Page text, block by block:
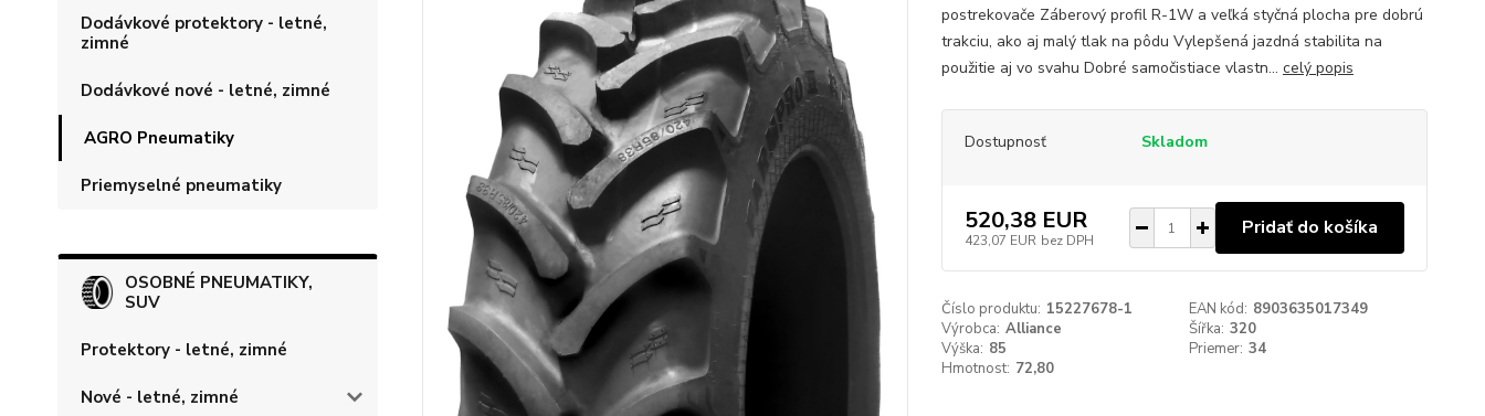
Dodávkové protektory - letné,
zimné
Dodávkové nové - letné, zimné
AGRO Pneumatiky
Priemyselné pneumatiky
OSOBNÉ PNEUMATIKY,
SUV
Protektory - letné, zimné
Nové - letné, zimné
postrekovače Záberový profil R-1W a veľká styčná plocha pre dobrú
trakciu, ako aj malý tlak na pôdu Vylepšená jazdná stabilita na
použitie aj vo svahu Dobré samočistiace vlastn... celý popis
Dostupnosť Skladom
520,38 EUR
423,07 EUR bez DPH
Pridať do košíka
Číslo produktu: 15227678-1 EAN kód: 8903635017349
Výrobca: Alliance Šířka: 320
Výška: 85 Priemer: 34
Hmotnost: 72,80